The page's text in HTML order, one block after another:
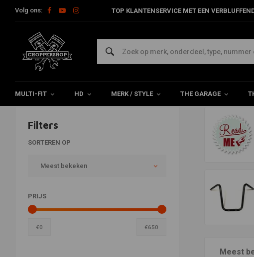
Volg ons: TOP KLANTENSERVICE MET EEN
MULTI-FIT HD MERK / STYLE THE GARAGE
Oldskool
Home Merk / Style Oldskool
Filters
SORTEREN OP
Meest bekeken
PRIJS
€0 €650
Meest